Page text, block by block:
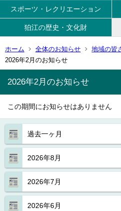
スポーツ・レクリエーション
狛江の歴史・文化財
ホーム 全体のお知らせ
地域の皆
2026年2月のお知らせ
過去一ヶ月
2026年8月
2026年7月
2026年6月
2026年2月のお知らせ
この期間にお知らせはありません